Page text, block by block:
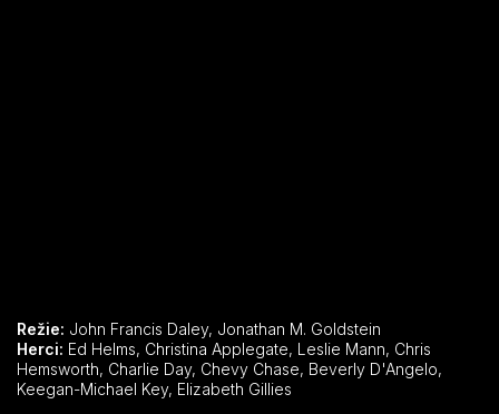
Režie: John Francis Daley, Jonathan M. Goldstein
Herci:
Hemsworth, Charlie Day, Chevy Chase, Beverly D'Angelo,
Keegan-Michael Key, Elizabeth Gillies